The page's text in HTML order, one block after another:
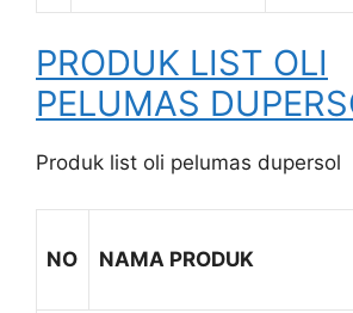
PRODUK LIST OLI
PELUMAS
Produk list oli pelumas dupersol
NO NAMA PRODUK